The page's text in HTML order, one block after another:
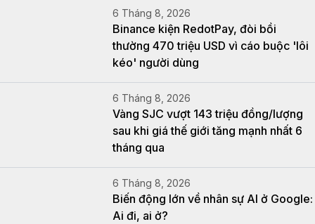
6 Tháng 8, 2026
Binance kiện RedotPay, đòi bồi
thường 470 triệu USD vì cáo buộc 'lôi
kéo' người dùng
6 Tháng 8, 2026
Vàng SJC vượt 143 triệu đồng/lượng
sau khi giá thế giới tăng mạnh nhất 6
tháng qua
6 Tháng 8, 2026
Biến động lớn về nhân sự AI ở Google:
Ai đi, ai ở?